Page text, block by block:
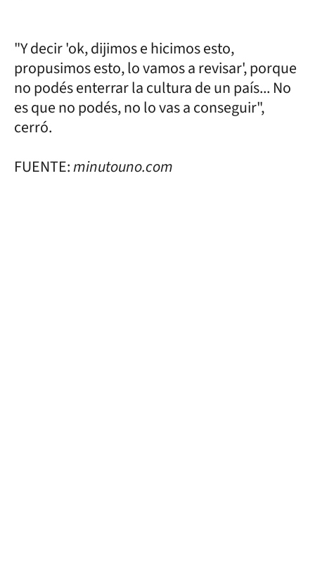
"Y decir 'ok, dijimos e hicimos esto,
propusimos esto, lo vamos a revisar', porque
no podés enterrar la cultura de un país... No
es que no podés, no lo vas a conseguir",
cerró.
FUENTE:minutouno.com